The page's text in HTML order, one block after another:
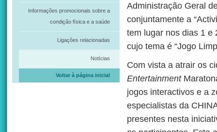
Informações promocionais sobre a
condição física e a saúde
Ligações relacionadas
Notícias
Voltar à página inicial
Administração Geral
conjuntamente a
tem lugar nos dias 1 e
cujo tema é “Jogo
Com vista a atrair os
Entertainment
jogos interactivos e a
especialistas da
presentes nesta